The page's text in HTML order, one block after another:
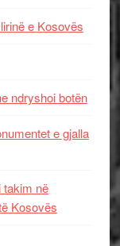
e Kosovës
ndryshoi botën
e gjalla
takim në
Kosovës